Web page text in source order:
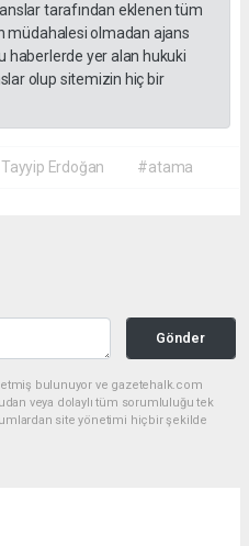
tarafından eklenen tüm
müdahalesi olmadan ajans
haberlerde yer alan hukuki
olup sitemizin hiç bir
Erdoğan #atama
Gönder
etmiş bulunuyor ve gazetehalk.com
veya dolaylı tüm sorumluluğu tek
site yönetimi hiçbir şekilde